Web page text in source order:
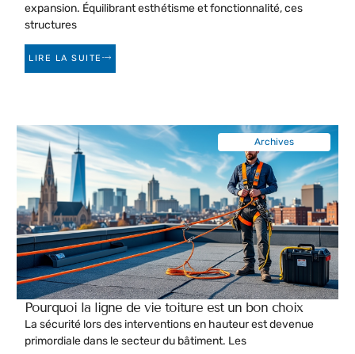
expansion. Équilibrant esthétisme et fonctionnalité, ces
structures
LIRE LA SUITE
Pourquoi la ligne de vie toiture est un bon choix
La sécurité lors des interventions en hauteur est devenue
primordiale dans le secteur du bâtiment. Les
Archives